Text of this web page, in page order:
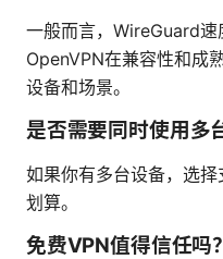
一般而言，WireGuard
OpenVPN在兼容性和成
设备和场景。
是否需要同时使用多
如果你有多台设备，选
划算。
免费VPN值得信任吗？